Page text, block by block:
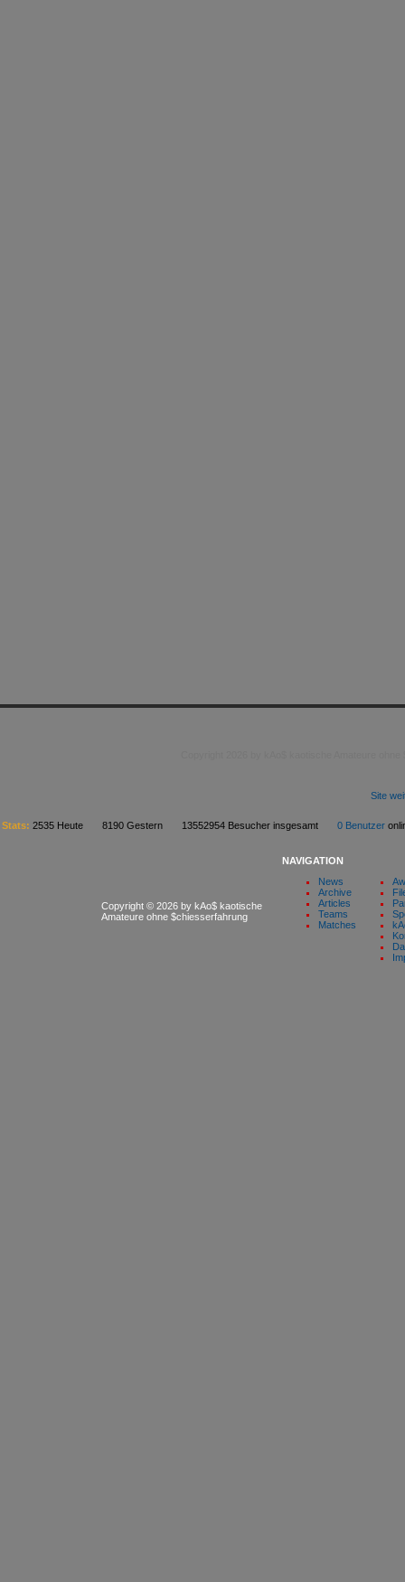
Site
Stats: 2535 Heute 8190 Gestern 13552954 Besucher insgesamt 0 Benutzer
Copyright © 2026 by kAo$ kaotische
Amateure ohne $chiesserfahrung
NAVIGATION
News
Archive
Articles
Teams
Matches